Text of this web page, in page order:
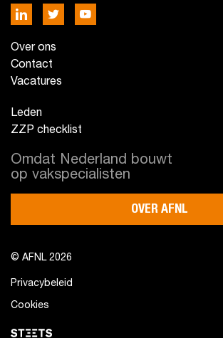
Over ons
Contact
Vacatures
Leden
ZZP checklist
Omdat Nederland bouwt
op vakspecialisten
OVER AFNL
© AFNL 2026
Privacybeleid
Cookies